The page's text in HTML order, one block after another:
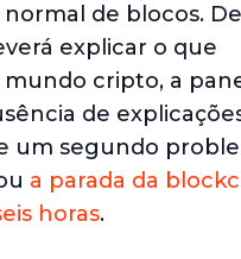
de blocos.
explicar o que
cripto, a
de
um segundo
a parada da
horas.